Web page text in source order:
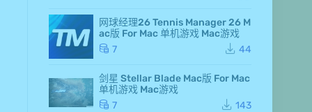
rd
d F
air
y 7
版
r M
网球经理26 Tennis Manager 26 M
ac版 For Mac 单机游戏 Mac游戏
7
44
剑星 Stellar Blade Mac版 For Mac
单机游戏 Mac游戏
7
143